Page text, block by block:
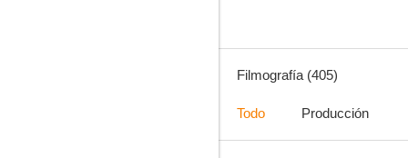
Filmografía (405)
Todo Producción